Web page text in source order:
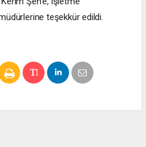
teşekkür edildi.